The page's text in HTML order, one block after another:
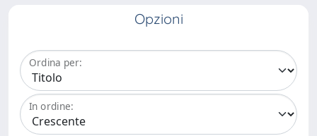
Opzioni
Ordina per:
In ordine: